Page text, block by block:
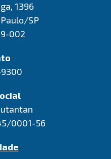
1396
SP
002
0001-56